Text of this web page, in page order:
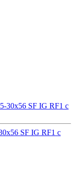
SF IG RF1 с